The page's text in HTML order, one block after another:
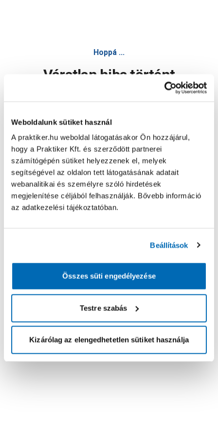
Weboldalunk sütiket használ
A praktiker.hu weboldal látogatásakor Ön hozzájárul,
hogy a Praktiker Kft. és szerződött partnerei
számítógépén sütiket helyezzenek el, melyek
segítségével az oldalon tett látogatásának adatait
webanalitikai és személyre szóló hirdetések
megjelenítése céljából felhasználják. Bővebb információ
az adatkezelési tájékoztatóban.
Beállítások
Összes süti engedélyezése
Testre szabás
Kizárólag az elengedhetetlen sütiket használja
Hoppá ...
Váratlan hiba történt
Oldal újratöltése